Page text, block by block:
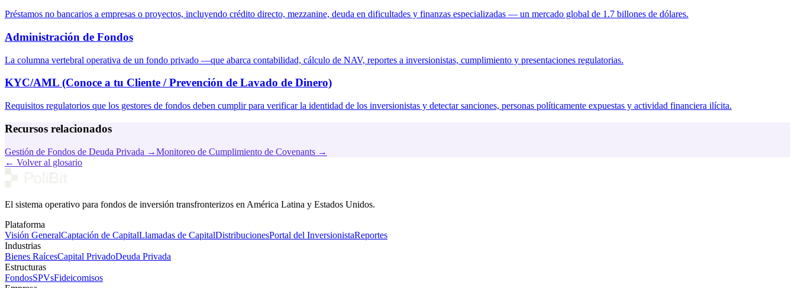
Préstamos no bancarios a empresas o proyectos, incluyendo crédito directo, mezzanine, deuda en dificultades y finanzas especializadas — un mercado global de 1.7 billones de dólares.
Administración de Fondos
La columna vertebral operativa de un fondo privado —que abarca contabilidad, cálculo de NAV, reportes a inversionistas, cumplimiento y presentaciones regulatorias.
KYC/AML (Conoce a tu Cliente / Prevención de Lavado de Dinero)
Requisitos regulatorios que los gestores de fondos deben cumplir para verificar la identidad de los inversionistas y detectar sanciones, personas políticamente expuestas y actividad financiera ilícita.
Recursos relacionados
Gestión de Fondos de Deuda Privada →Monitoreo de Cumplimiento de Covenants →
← Volver al glosario
El sistema operativo para fondos de inversión transfronterizos en América Latina y Estados Unidos.
Plataforma
Visión GeneralCaptación de CapitalLlamadas de CapitalDistribucionesPortal del InversionistaReportes
Industrias
Bienes RaícesCapital PrivadoDeuda Privada
Estructuras
FondosSPVsFideicomisos